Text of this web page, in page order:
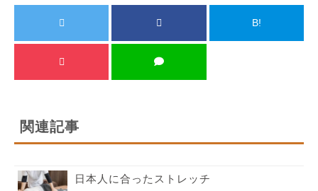
B!
関連記事
日本人に合ったストレッチ